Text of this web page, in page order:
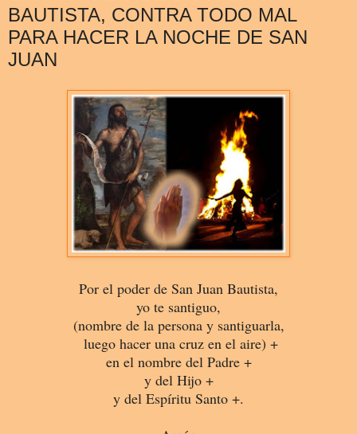
BAUTISTA, CONTRA TODO MAL
PARA HACER LA NOCHE DE SAN
JUAN
Por el poder de San Juan Bautista,
yo te santiguo,
(nombre de la persona y santiguarla,
luego hacer una cruz en el aire) +
en el nombre del Padre +
y del Hijo +
y del Espíritu Santo +.